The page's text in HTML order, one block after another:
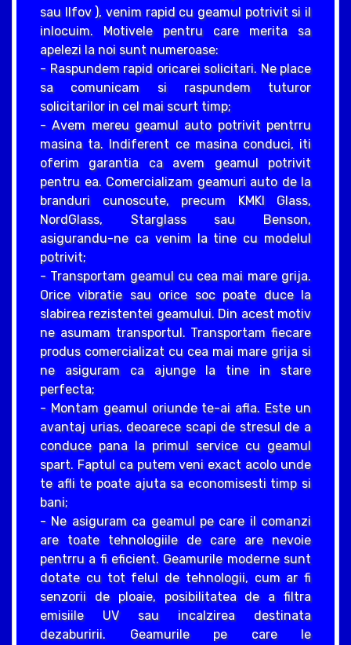
sau Ilfov ), venim rapid cu geamul potrivit si il
inlocuim. Motivele pentru care merita sa
apelezi la noi sunt numeroase:
- Raspundem rapid oricarei solicitari. Ne place
sa comunicam si raspundem tuturor
solicitarilor in cel mai scurt timp;
- Avem mereu geamul auto potrivit pentrru
masina ta. Indiferent ce masina conduci, iti
oferim garantia ca avem geamul potrivit
pentru ea. Comercializam geamuri auto de la
branduri cunoscute, precum KMKI Glass,
NordGlass, Starglass sau Benson,
asigurandu-ne ca venim la tine cu modelul
potrivit;
- Transportam geamul cu cea mai mare grija.
Orice vibratie sau orice soc poate duce la
slabirea rezistentei geamului. Din acest motiv
ne asumam transportul. Transportam fiecare
produs comercializat cu cea mai mare grija si
ne asiguram ca ajunge la tine in stare
perfecta;
- Montam geamul oriunde te-ai afla. Este un
avantaj urias, deoarece scapi de stresul de a
conduce pana la primul service cu geamul
spart. Faptul ca putem veni exact acolo unde
te afli te poate ajuta sa economisesti timp si
bani;
- Ne asiguram ca geamul pe care il comanzi
are toate tehnologiile de care are nevoie
pentrru a fi eficient. Geamurile moderne sunt
dotate cu tot felul de tehnologii, cum ar fi
senzorii de ploaie, posibilitatea de a filtra
emisiile UV sau incalzirea destinata
dezaburirii. Geamurile pe care le